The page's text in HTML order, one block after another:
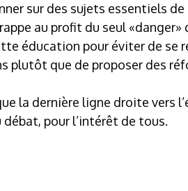
sur des sujets essentiels
au profit du seul
éducation pour éviter de se
plutôt que de proposer des
la dernière ligne droite vers
pour l’intérêt de tous.